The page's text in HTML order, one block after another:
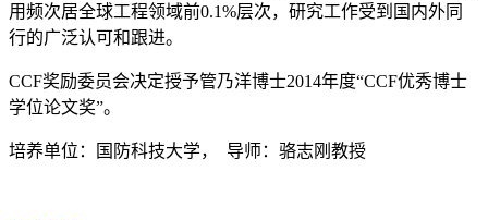
用频次居全球工程领域前0.1%层次，研究工作受到国内外同
行的广泛认可和跟进。
CCF奖励委员会决定授予管乃洋博士2014年度“CCF优秀博士
学位论文奖”。
培养单位：国防科技大学， 导师：骆志刚教授